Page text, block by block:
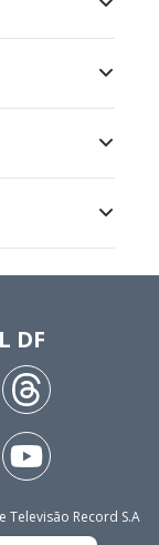
DF
Televisão Record S.A